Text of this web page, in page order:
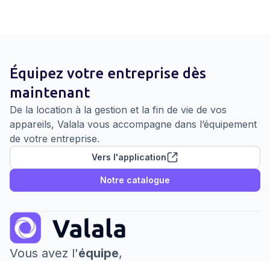
Équipez votre entreprise dès
maintenant
De la location à la gestion et la fin de vie de vos
appareils, Valala vous accompagne dans l’équipement
de votre entreprise.
Vers l'application
Notre catalogue
Vous avez l'équipe,